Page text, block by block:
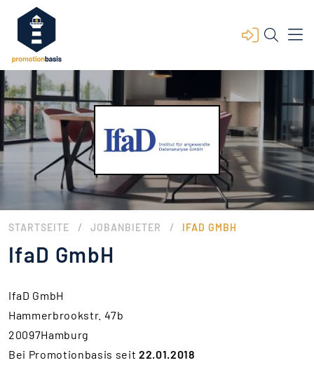
STARTSEITE / JOBANBIETER / IFAD GMBH
IfaD GmbH
IfaD GmbH
Hammerbrookstr. 47b
20097Hamburg
Bei Promotionbasis seit22.01.2018